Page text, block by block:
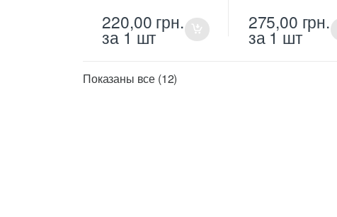
220,00 грн.
за 1 шт
275,00 грн.
за 1 шт
Показаны все (12)